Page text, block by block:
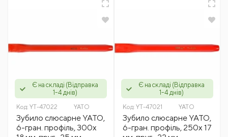
Є на складі (Відправка
1-4 днів)
Код: YT-47022 YATO
Зубило слюсарне YATO,
6-гран. профіль, 300х
Є на складі (Відправка
1-4 днів)
Код: YT-47021 YATO
Зубило слюсарне YATO,
6-гран. профіль, 250х 17